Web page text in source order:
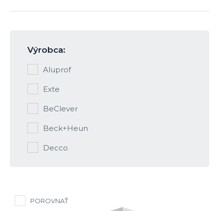
Výrobca:
Aluprof
Exte
BeClever
Beck+Heun
Decco
POROVNAŤ